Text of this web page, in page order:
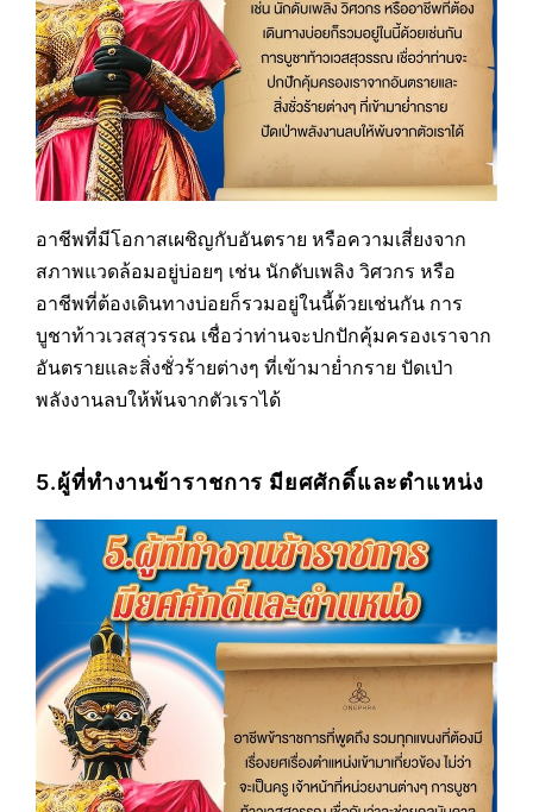
อาชีพที่มีโอกาสเผชิญกับอันตราย หรือความเสี่ยงจาก
สภาพแวดล้อมอยู่บ่อยๆ เช่น นักดับเพลิง วิศวกร หรือ
อาชีพที่ต้องเดินทางบ่อยก็รวมอยู่ในนี้ด้วยเช่นกัน การ
บูชาท้าวเวสสุวรรณ เชื่อว่าท่านจะปกปักคุ้มครองเราจาก
อันตรายและสิ่งชั่วร้ายต่างๆ ที่เข้ามาย่ำกราย ปัดเป่า
พลังงานลบให้พ้นจากตัวเราได้
5.ผู้ที่ทำงานข้าราชการ มียศศักดิ์และตำแหน่ง